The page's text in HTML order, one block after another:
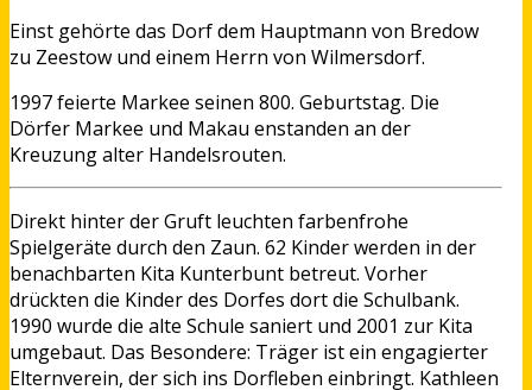
Einst gehörte das Dorf dem Hauptmann von Bredow
zu Zeestow und einem Herrn von Wilmersdorf.
1997 feierte Markee seinen 800. Geburtstag. Die
Dörfer Markee und Makau enstanden an der
Kreuzung alter Handelsrouten.
Direkt hinter der Gruft leuchten farbenfrohe
Spielgeräte durch den Zaun. 62 Kinder werden in der
benachbarten Kita Kunterbunt betreut. Vorher
drückten die Kinder des Dorfes dort die Schulbank.
1990 wurde die alte Schule saniert und 2001 zur Kita
umgebaut. Das Besondere: Träger ist ein engagierter
Elternverein, der sich ins Dorfleben einbringt. Kathleen